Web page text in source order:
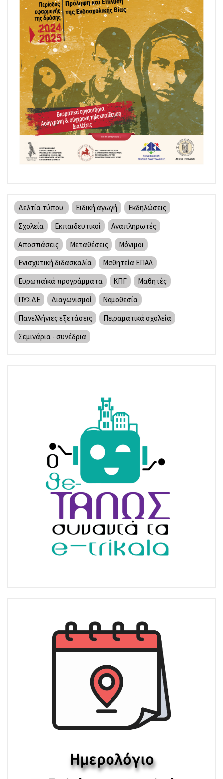
Δελτία τύπου Ειδική αγωγή
Εκδηλώσεις
Σχολεία
Εκπαιδευτικοί
Αναπληρωτές
Αποσπάσεις
Μεταθέσεις
Μόνιμοι
Ενισχυτική διδασκαλία
Μαθητεία ΕΠΑΛ
Ευρωπαϊκά προγράμματα
ΚΠΓ
Μαθητές
ΠΥΣΔΕ
Διαγωνισμοί
Νομοθεσία
Πανελλήνιες εξετάσεις
Πειραματικά σχολεία
Σεμινάρια - συνέδρια